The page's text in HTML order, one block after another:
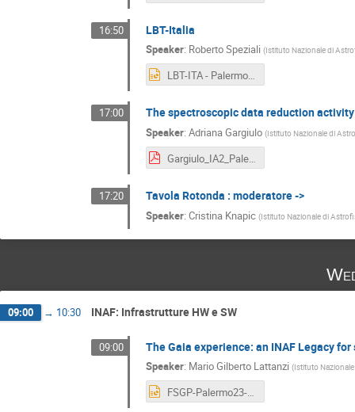
16:50 LBT-Italia
Speaker: Roberto Speziali (Istituto Nazionale di
LBT-ITA - Palermo 2022.pptx
17:00 The spectroscopic data reduction
Speaker: Adriana Gargiulo (Istituto Nazionale di
Gargiulo_IA2_Palermo.pdf
17:20 Tavola Rotonda : moderatore ->
Speaker: Cristina Knapic (Istituto Nazionale di
09:00 → 10:30 INAF: Infrastrutture HW e SW
09:00 The Gaia experience: an INAF Legacy
Speaker: Mario Gilberto Lattanzi (Istituto
FSGP-Palermo23-26-Jun2022-MGL.pptx